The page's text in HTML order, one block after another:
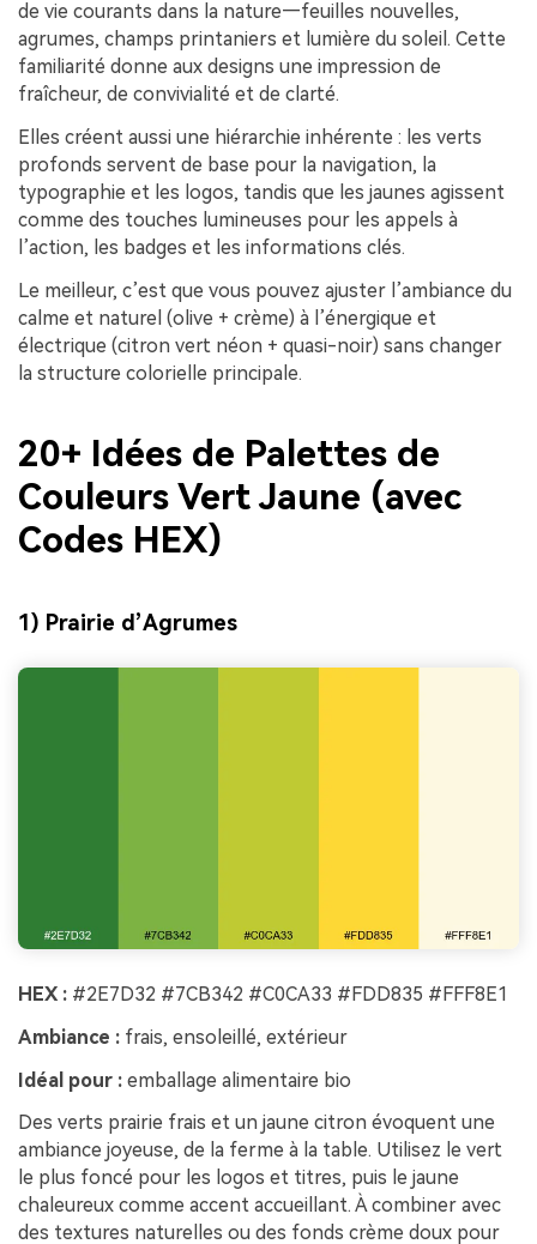
de vie courants dans la nature—feuilles nouvelles,
agrumes, champs printaniers et lumière du soleil. Cette
familiarité donne aux designs une impression de
fraîcheur, de convivialité et de clarté.
Elles créent aussi une hiérarchie inhérente : les verts
profonds servent de base pour la navigation, la
typographie et les logos, tandis que les jaunes agissent
comme des touches lumineuses pour les appels à
l’action, les badges et les informations clés.
Le meilleur, c’est que vous pouvez ajuster l’ambiance du
calme et naturel (olive + crème) à l’énergique et
électrique (citron vert néon + quasi-noir) sans changer
la structure colorielle principale.
20+ Idées de Palettes de
Couleurs Vert Jaune (avec
Codes HEX)
1) Prairie d’Agrumes
HEX : #2E7D32 #7CB342 #C0CA33 #FDD835 #FFF8E1
Ambiance : frais, ensoleillé, extérieur
Idéal pour : emballage alimentaire bio
Des verts prairie frais et un jaune citron évoquent une
ambiance joyeuse, de la ferme à la table. Utilisez le vert
le plus foncé pour les logos et titres, puis le jaune
chaleureux comme accent accueillant. À combiner avec
des textures naturelles ou des fonds crème doux pour